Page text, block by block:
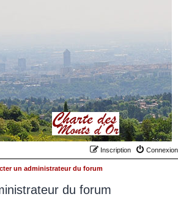
Connexion
Inscription
un administrateur du forum
du forum